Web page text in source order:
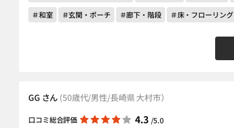
＃和室
＃玄関・ポーチ ＃廊下・階段 ＃床・フローリング
GG さん (50歳代/男性/長崎県 大村市）
口コミ総合評価 4.3 /5.0